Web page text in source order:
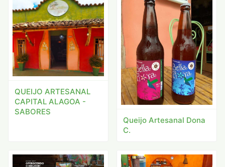
QUEIJO ARTESANAL
CAPITAL ALAGOA -
SABORES
Queijo Artesanal Dona
C.